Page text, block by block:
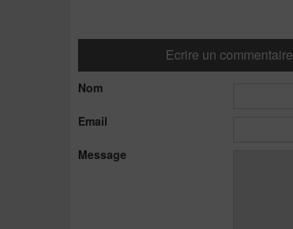
Ecrire un commentaire
Nom
Email
Message